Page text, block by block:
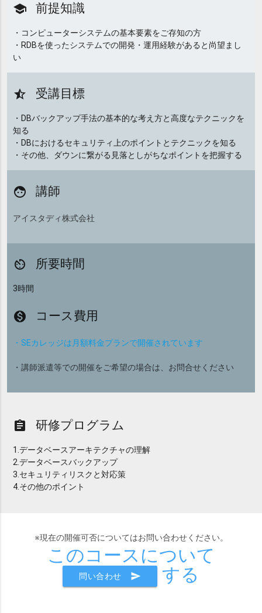
school 前提知識
・コンピューターシステムの基本要素をご存知の方
・RDBを使ったシステムでの開発・運用経験があると尚望まし
い
star_half 受講目標
・DBバックアップ手法の基本的な考え方と高度なテクニックを
知る
・DBにおけるセキュリティ上のポイントとテクニックを知る
・その他、ダウンに繋がる見落としがちなポイントを把握する
face 講師
アイスタディ株式会社
av_timer 所要時間
3時間
monetization_on コース費用
・SEカレッジは月額料金プランで開催されています
・講師派遣等での開催をご希望の場合は、お問合せください
assignment 研修プログラム
1.データベースアーキテクチャの理解
2.データベースバックアップ
3.セキュリティリスクと対応策
4.その他のポイント
※現在の開催可否についてはお問い合わせください。
このコースについて
問い合わせ send する